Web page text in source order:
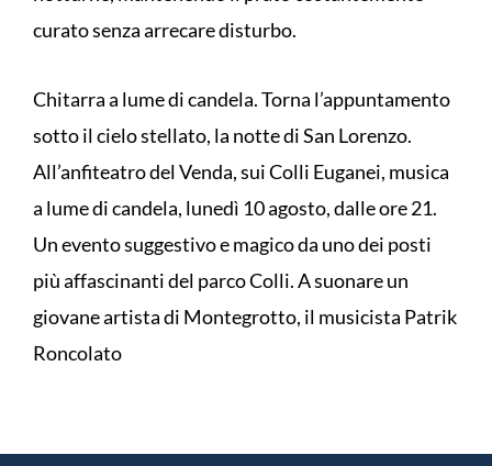
curato senza arrecare disturbo.
Chitarra a lume di candela. Torna l’appuntamento
sotto il cielo stellato, la notte di San Lorenzo.
All’anfiteatro del Venda, sui Colli Euganei, musica
a lume di candela, lunedì 10 agosto, dalle ore 21.
Un evento suggestivo e magico da uno dei posti
più affascinanti del parco Colli. A suonare un
giovane artista di Montegrotto, il musicista Patrik
Roncolato